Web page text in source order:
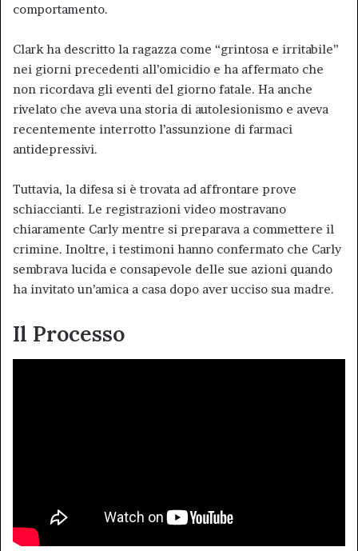
comportamento.
Clark ha descritto la ragazza come “grintosa e irritabile”
nei giorni precedenti all’omicidio e ha affermato che
non ricordava gli eventi del giorno fatale. Ha anche
rivelato che aveva una storia di autolesionismo e aveva
recentemente interrotto l’assunzione di farmaci
antidepressivi.
Tuttavia, la difesa si è trovata ad affrontare prove
schiaccianti. Le registrazioni video mostravano
chiaramente Carly mentre si preparava a commettere il
crimine. Inoltre, i testimoni hanno confermato che Carly
sembrava lucida e consapevole delle sue azioni quando
ha invitato un’amica a casa dopo aver ucciso sua madre.
Il Processo